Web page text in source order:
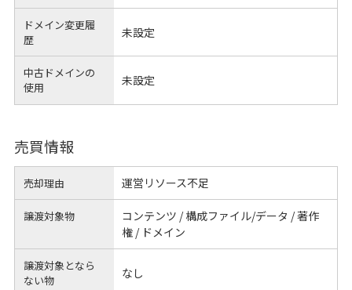
ドメイン変更履
歴
未設定
中古ドメインの
使用
未設定
売買情報
売却理由 運営リソース不足
譲渡対象物
コンテンツ / 構成ファイル/データ / 著作
権 / ドメイン
譲渡対象となら
ない物
なし